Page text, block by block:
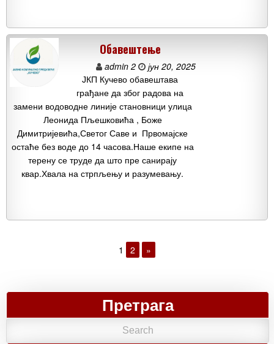
Обавештење
admin 2
јун 20, 2025
ЈКП Кучево обавештава
грађане да због радова на
замени водоводне линије становници улица
Леонида Пљешковића , Боже
Димитријевића,Светог Саве и Првомајске
остаће без воде до 14 часова.Наше екипе на
терену се труде да што пре санирају
квар.Хвала на стрпљењу и разумевању.
1 2 »
Претрага